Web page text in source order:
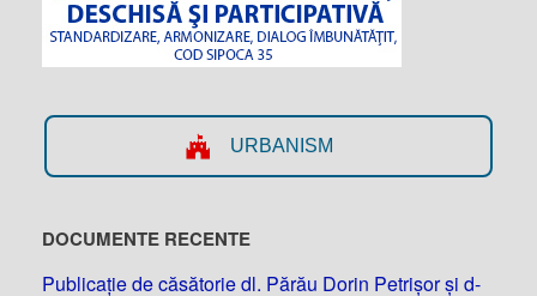
URBANISM
DOCUMENTE RECENTE
Publicație de căsătorie dl. Părău Dorin Petrișor și d-